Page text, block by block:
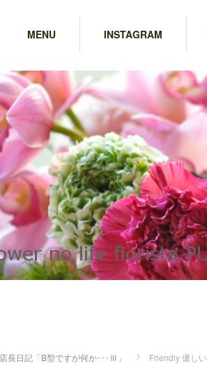
MENU INSTAGRAM
店長日記「B型ですが何か･･･Ⅲ」 Friendly 優しい